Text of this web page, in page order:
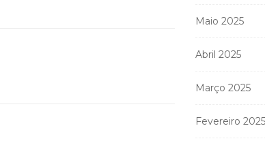
Maio 2025
Abril 2025
Março 2025
Fevereiro 2025